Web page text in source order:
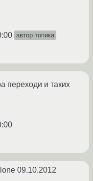
автор топика
переходи и таких
09.10.2012